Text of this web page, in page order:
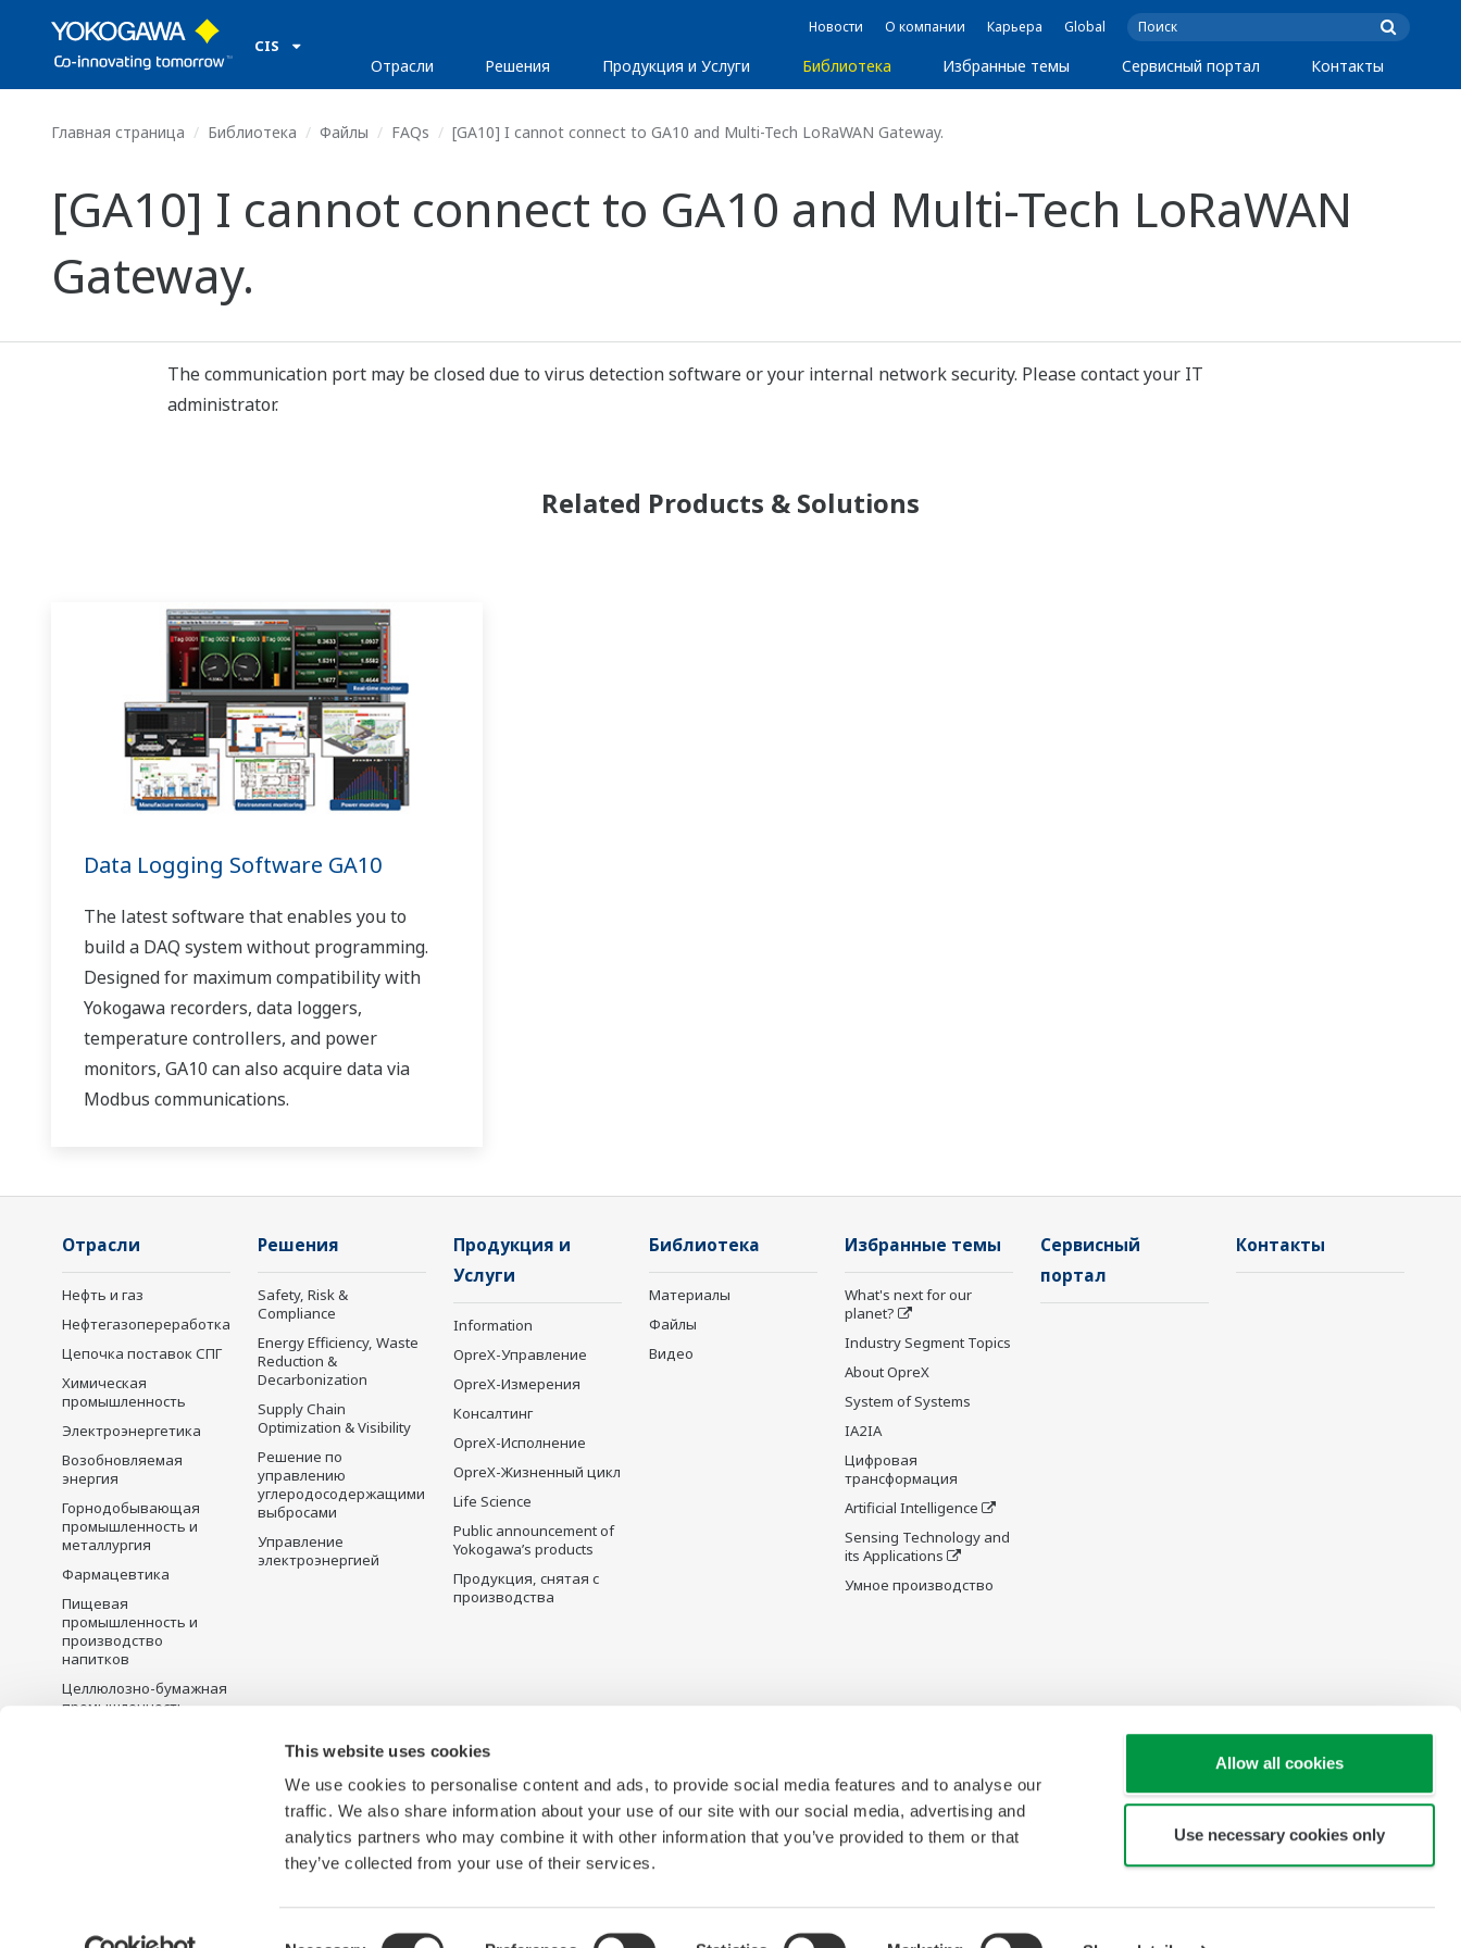
This website uses cookies
We use cookies to personalise content and ads, to provide social media features and to analyse our
traffic. We also share information about your use of our site with our social media, advertising and
analytics partners who may combine it with other information that you’ve provided to them or that
they’ve collected from your use of their services.
Allow all cookies
Use necessary cookies only
CIS
Новости О компании Карьера Global
Отрасли Решения Продукция и Услуги Библиотека Избранные темы Сервисный портал Контакты
Главная страница Библиотека Файлы FAQs [GA10] I cannot connect to GA10 and Multi-Tech LoRaWAN Gateway.
[GA10] I cannot connect to GA10 and Multi-Tech LoRaWAN
Gateway.
The communication port may be closed due to virus detection software or your internal network security. Please contact your IT
administrator.
Related Products & Solutions
Data Logging Software GA10
The latest software that enables you to
build a DAQ system without programming.
Designed for maximum compatibility with
Yokogawa recorders, data loggers,
temperature controllers, and power
monitors, GA10 can also acquire data via
Modbus communications.
Отрасли
Нефть и газ
Нефтегазопереработка
Цепочка поставок СПГ
Химическая
промышленность
Электроэнергетика
Возобновляемая
энергия
Горнодобывающая
промышленность и
металлургия
Фармацевтика
Пищевая
промышленность и
производство
напитков
Целлюлозно-бумажная
промышленность
Решения
Safety, Risk &
Compliance
Energy Efficiency, Waste
Reduction &
Decarbonization
Supply Chain
Optimization & Visibility
Решение по
управлению
углеродосодержащими
выбросами
Управление
электроэнергией
Продукция и
Услуги
Information
OpreX-Управление
OpreX-Измерения
Консалтинг
OpreX-Исполнение
OpreX-Жизненный цикл
Life Science
Public announcement of
Yokogawa’s products
Продукция, снятая с
производства
Библиотека
Материалы
Файлы
Видео
Избранные темы
What's next for our
planet?
Industry Segment Topics
About OpreX
System of Systems
IA2IA
Цифровая
трансформация
Artificial Intelligence
Sensing Technology and
its Applications
Умное производство
Сервисный
портал
Контакты
Политика конфиденциальности Файлы Cookies и Web Beacons Политика социальных сетей
Карта сайта